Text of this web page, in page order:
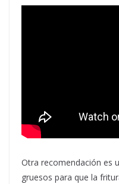
Otra recomendación es
gruesos para que la